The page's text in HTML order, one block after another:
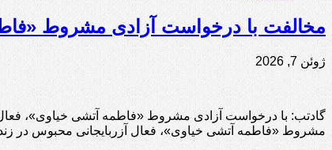
مخالفت با درخواست آزادی مشروط
ژوئن 7, 2026
مشروط «فاطمه آتشی خیاوی»، فعال آزربایجانی محبوس در